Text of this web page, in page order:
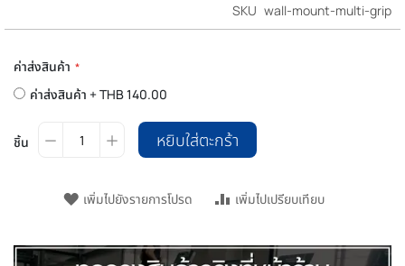
SKU wall-mount-multi-grip
ค่าส่งสินค้า
ค่าส่งสินค้า +THB 140.00
ชิ้น หยิบใส่ตะกร้า
เพิ่มไปยังรายการโปรด เพิ่มไปเปรียบเทียบ